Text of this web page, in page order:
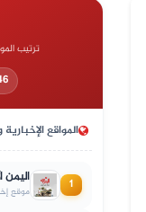
ترتيب
المواقع
1 اليمن
موقع